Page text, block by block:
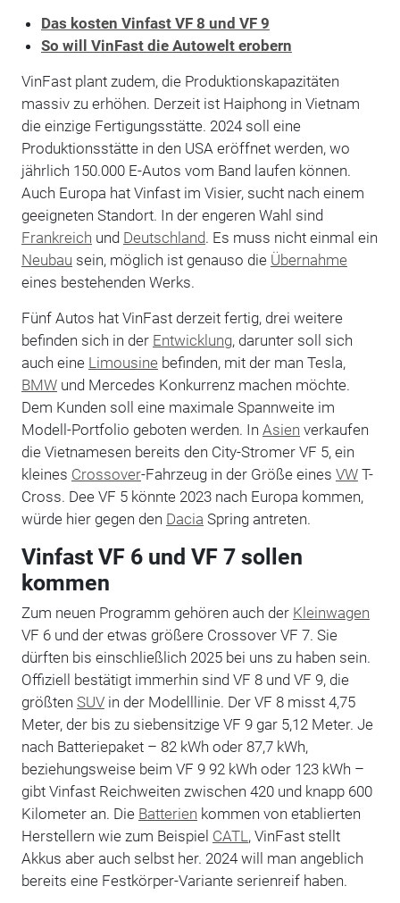
Das kosten Vinfast VF 8 und VF 9
So will VinFast die Autowelt erobern
VinFast plant zudem, die Produktionskapazitäten
massiv zu erhöhen. Derzeit ist Haiphong in Vietnam
die einzige Fertigungsstätte. 2024 soll eine
Produktionsstätte in den USA eröffnet werden, wo
jährlich 150.000 E-Autos vom Band laufen können.
Auch Europa hat Vinfast im Visier, sucht nach einem
geeigneten Standort. In der engeren Wahl sind
Frankreich und Deutschland. Es muss nicht einmal ein
Neubau sein, möglich ist genauso die Übernahme
eines bestehenden Werks.
Fünf Autos hat VinFast derzeit fertig, drei weitere
befinden sich in der Entwicklung, darunter soll sich
auch eine Limousine befinden, mit der man Tesla,
BMWund Mercedes Konkurrenz machen möchte.
Dem Kunden soll eine maximale Spannweite im
Modell-Portfolio geboten werden. In Asien verkaufen
die Vietnamesen bereits den City-Stromer VF 5, ein
kleines Crossover-Fahrzeug in der Größe eines VWT-
Cross. Dee VF 5 könnte 2023 nach Europa kommen,
würde hier gegen den Dacia Spring antreten.
Vinfast VF 6 und VF 7 sollen
kommen
Zum neuen Programm gehören auch der Kleinwagen
VF 6 und der etwas größere Crossover VF 7. Sie
dürften bis einschließlich 2025 bei uns zu haben sein.
Offiziell bestätigt immerhin sind VF 8 und VF 9, die
größten SUVin der Modelllinie. Der VF 8 misst 4,75
Meter, der bis zu siebensitzige VF 9 gar 5,12 Meter. Je
nach Batteriepaket – 82 kWh oder 87,7 kWh,
beziehungsweise beim VF 9 92 kWh oder 123 kWh –
gibt Vinfast Reichweiten zwischen 420 und knapp 600
Kilometer an. Die Batterien kommen von etablierten
Herstellern wie zum Beispiel CATL , VinFast stellt
Akkus aber auch selbst her. 2024 will man angeblich
bereits eine Festkörper-Variante serienreif haben.